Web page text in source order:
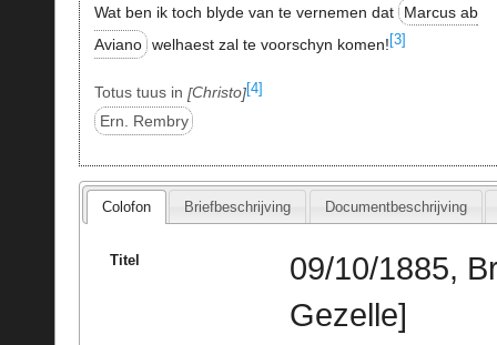
Wat ben ik toch blyde van te vernemen dat
Marcus ab
Aviano welhaest zal te voorschyn komen! [3]
Totus tuus in Christo [4]
Ern. Rembry
Colofon Briefbeschrijving Documentbeschrijving
Titel
09/10/1885,
Gezelle]